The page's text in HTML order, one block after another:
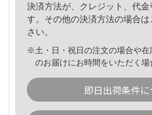
決済方法が、クレジット、代金
す。その他の決済方法の場合は
さい。
※土・日・祝日の注文の場合や在
のお届けにお時間をいただく場
即日出荷条件に